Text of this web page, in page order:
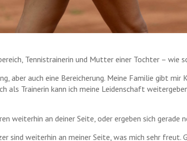
Tennistrainerin und Mutter einer Tochter – wie
aber auch eine Bereicherung. Meine Familie gibt
als Trainerin kann ich meine Leidenschaft
weiterhin an deiner Seite, oder ergeben sich gerade
sind weiterhin an meiner Seite, was mich sehr freut.